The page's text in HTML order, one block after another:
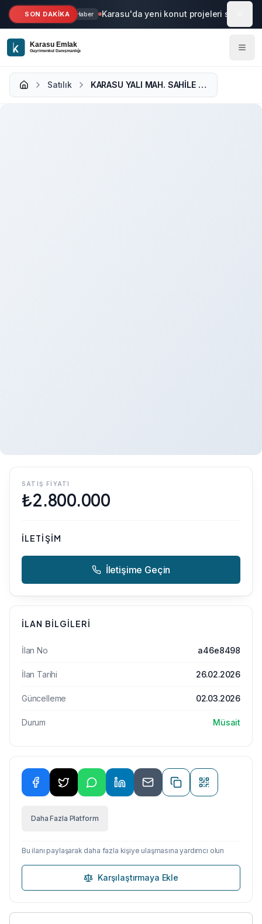
Ana içeriğe geç
SON DAKİKA Haber Karasu'da yeni konut projeleri start aldı
Satılık KARASU YALI MAH. SAHİLE YAKIN FULL EŞYALI 2+1 SATILIK DAİRE
SATIŞ FIYATI
₺2.800.000
İLETIŞIM
İletişime Geçin
İLAN BILGILERI
İlan No a46e8498
İlan Tarihi 26.02.2026
Güncelleme 02.03.2026
Durum Müsait
Daha Fazla Platform
Bu ilanı paylaşarak daha fazla kişiye ulaşmasına yardımcı olun
Karşılaştırmaya Ekle